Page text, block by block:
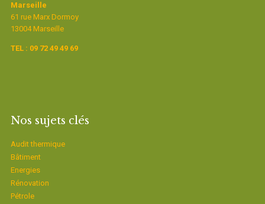
Marseille
61 rue Marx Dormoy
13004 Marseille
TEL : 09 72 49 49 69
Nos sujets clés
Audit thermique
Bâtiment
Energies
Rénovation
Pétrole